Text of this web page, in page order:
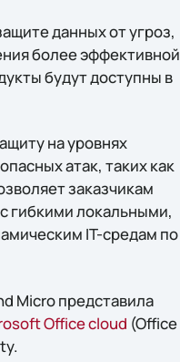
данных от угроз,
более эффективной
будут доступны в
на уровнях
атак, таких как
заказчикам
гибкими локальными,
IT-средам по
Micro представила
Office cloud (Office